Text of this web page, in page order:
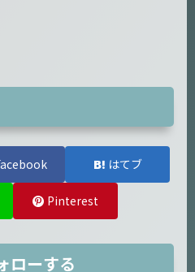
はてブ
Pinterest
ローする